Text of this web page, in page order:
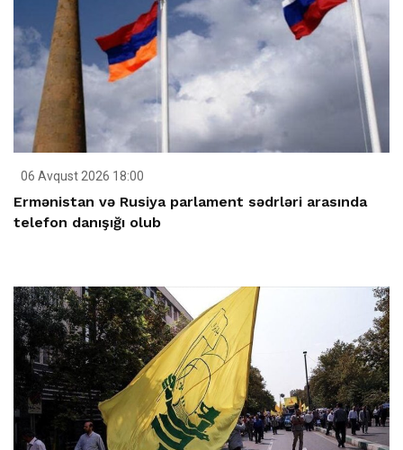
06 Avqust 2026 18:00
Ermənistan və Rusiya parlament sədrləri arasında
telefon danışığı olub